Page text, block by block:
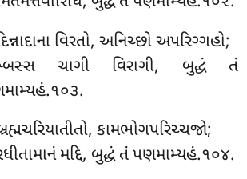
વિરતો, અનિચ્છો અપરિગ્ગહો;
ચાગી વિરાગી, બુદ્ધં તં
કામભોગપરિચ્ચજો;
મદ્દિ, બુદ્ધં તં પણમામ્યહં.૧૦૪.